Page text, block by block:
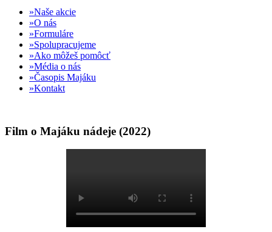
Naše akcie
O nás
Formuláre
Spolupracujeme
Ako môžeš pomôcť
Média o nás
Časopis Majáku
Kontakt
Film o Majáku nádeje (2022)